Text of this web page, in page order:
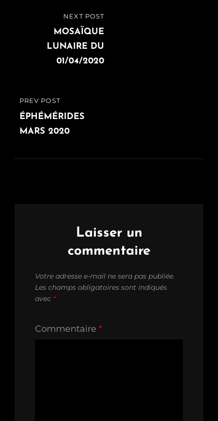
Navigation
l’article
PREVIOUS
POST
PREV POST
ÉPHÉMÉRIDES
MARS 2020
NEXT POST
MOSAÏQUE
LUNAIRE DU
01/04/2020
Laisser un
commentaire
Votre adresse e-mail ne sera pas publiée.
Les champs obligatoires sont indiqués
avec *
Commentaire *